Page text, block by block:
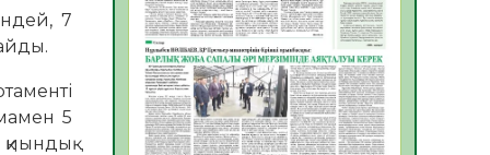
7
5
Инфекциялық ауруларға
қарсы иммундау
жұмыстарының тиімділігі
06.08.2026
56
Көкжөтел ауруы туралы